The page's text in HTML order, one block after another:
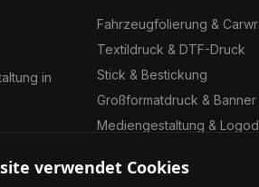
in
Fahrzeugfolierung &
Textildruck & DTF-Druck
Stick & Bestickung
Großformatdruck & Banner
Mediengestaltung &
Jobs & Karriere
verwendet Cookies